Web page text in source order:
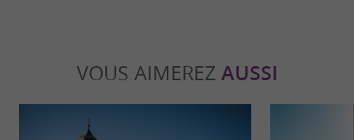
VOUS AIMEREZ AUSSI